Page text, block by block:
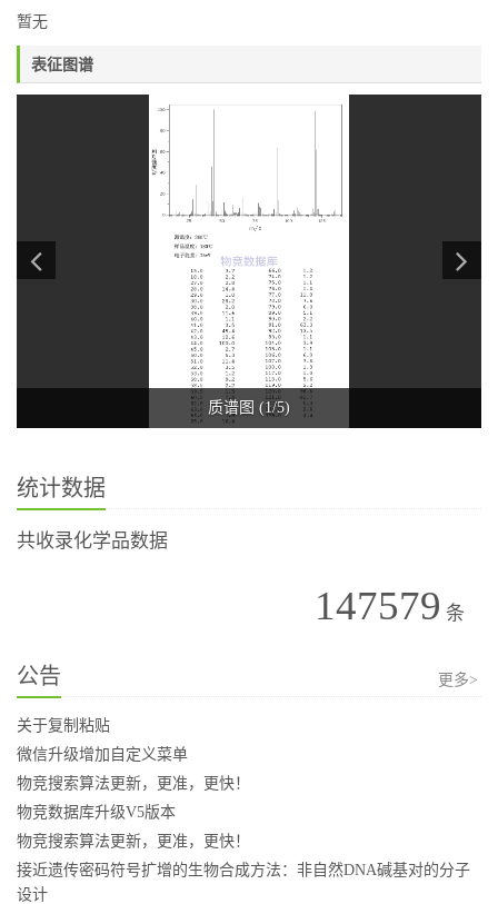
暂无
表征图谱
质谱图 (1/5)
统计数据
共收录化学品数据
147579 条
公告 更多>
关于复制粘贴
微信升级增加自定义菜单
物竞搜索算法更新，更准，更快！
物竞数据库升级V5版本
物竞搜索算法更新，更准，更快！
接近遗传密码符号扩增的生物合成方法：非自然DNA碱基对的分子
设计